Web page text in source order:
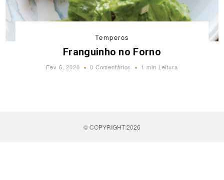
Temperos
Franguinho no Forno
Fev 6, 2020 0 Comentários 1 min Leitura
© COPYRIGHT 2026